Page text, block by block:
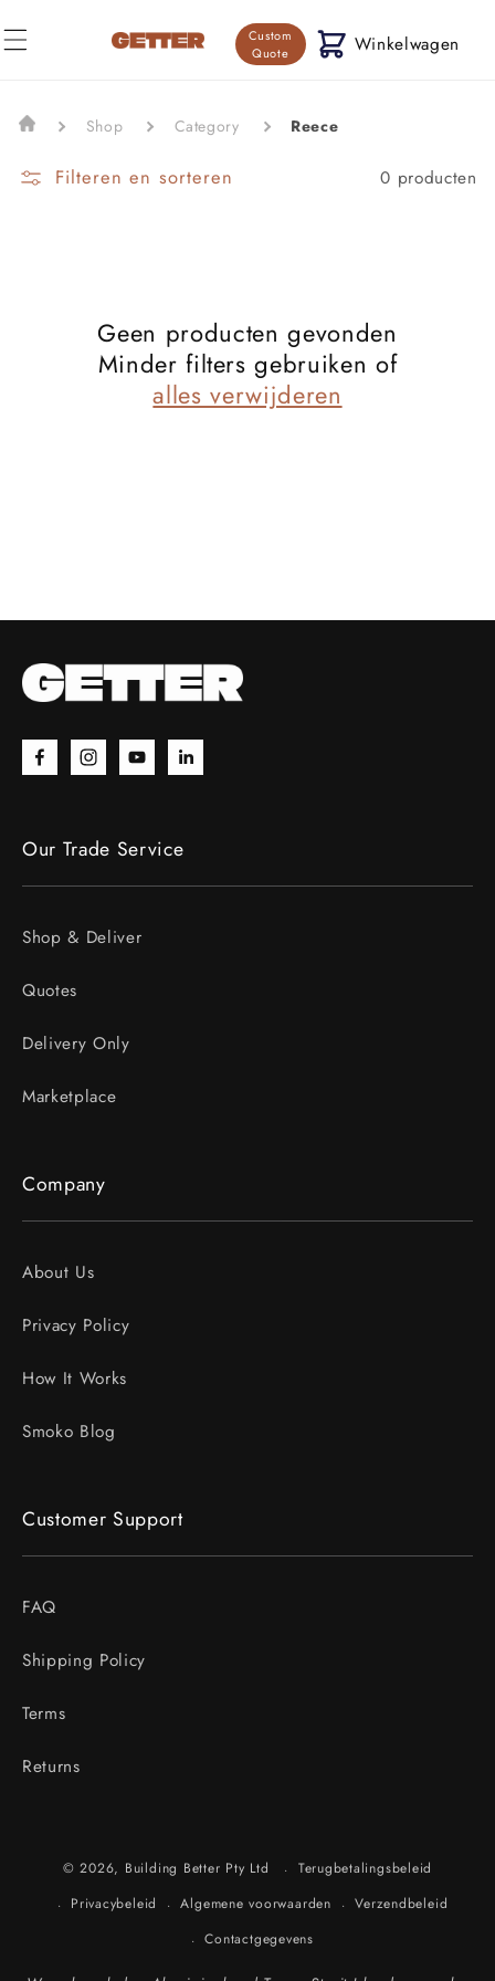
Custom
Quote
Winkelwagen
Shop Category Reece
Filteren en sorteren 0 producten
Geen producten gevonden
Minder filters gebruiken of
alles verwijderen
FacebookInstagramYouTubeTwitter
Our Trade Service
Shop & Deliver
Quotes
Delivery Only
Marketplace
Company
About Us
Privacy Policy
How It Works
Smoko Blog
Customer Support
FAQ
Shipping Policy
Terms
Returns
© 2026, Building Better Pty Ltd
Terugbetalingsbeleid
Privacybeleid
Algemene voorwaarden
Verzendbeleid
Contactgegevens